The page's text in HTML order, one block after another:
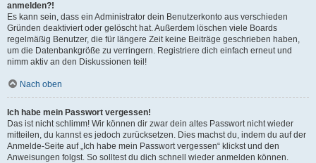
anmelden?!
Es kann sein, dass ein Administrator dein Benutzerkonto aus verschieden
Gründen deaktiviert oder gelöscht hat. Außerdem löschen viele Boards
regelmäßig Benutzer, die für längere Zeit keine Beiträge geschrieben haben,
um die Datenbankgröße zu verringern. Registriere dich einfach erneut und
nimm aktiv an den Diskussionen teil!
Nach oben
Ich habe mein Passwort vergessen!
Das ist nicht schlimm! Wir können dir zwar dein altes Passwort nicht wieder
mitteilen, du kannst es jedoch zurücksetzen. Dies machst du, indem du auf der
Anmelde-Seite auf „Ich habe mein Passwort vergessen“ klickst und den
Anweisungen folgst. So solltest du dich schnell wieder anmelden können.